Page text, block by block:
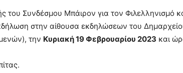
του Συνδέσμου Μπάιρον για τον Φιλελληνισμό
στην αίθουσα εκδηλώσεων του
την Κυριακή 19 Φεβρουαρίου 2023 και